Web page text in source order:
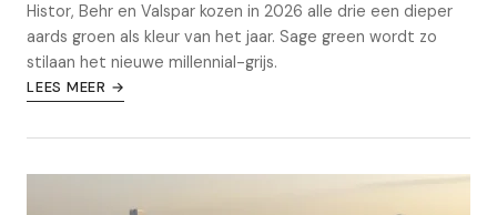
Histor, Behr en Valspar kozen in 2026 alle drie een dieper
aards groen als kleur van het jaar. Sage green wordt zo
stilaan het nieuwe millennial-grijs.
LEES MEER →